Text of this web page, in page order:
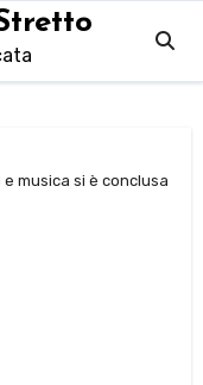
musica si è conclusa